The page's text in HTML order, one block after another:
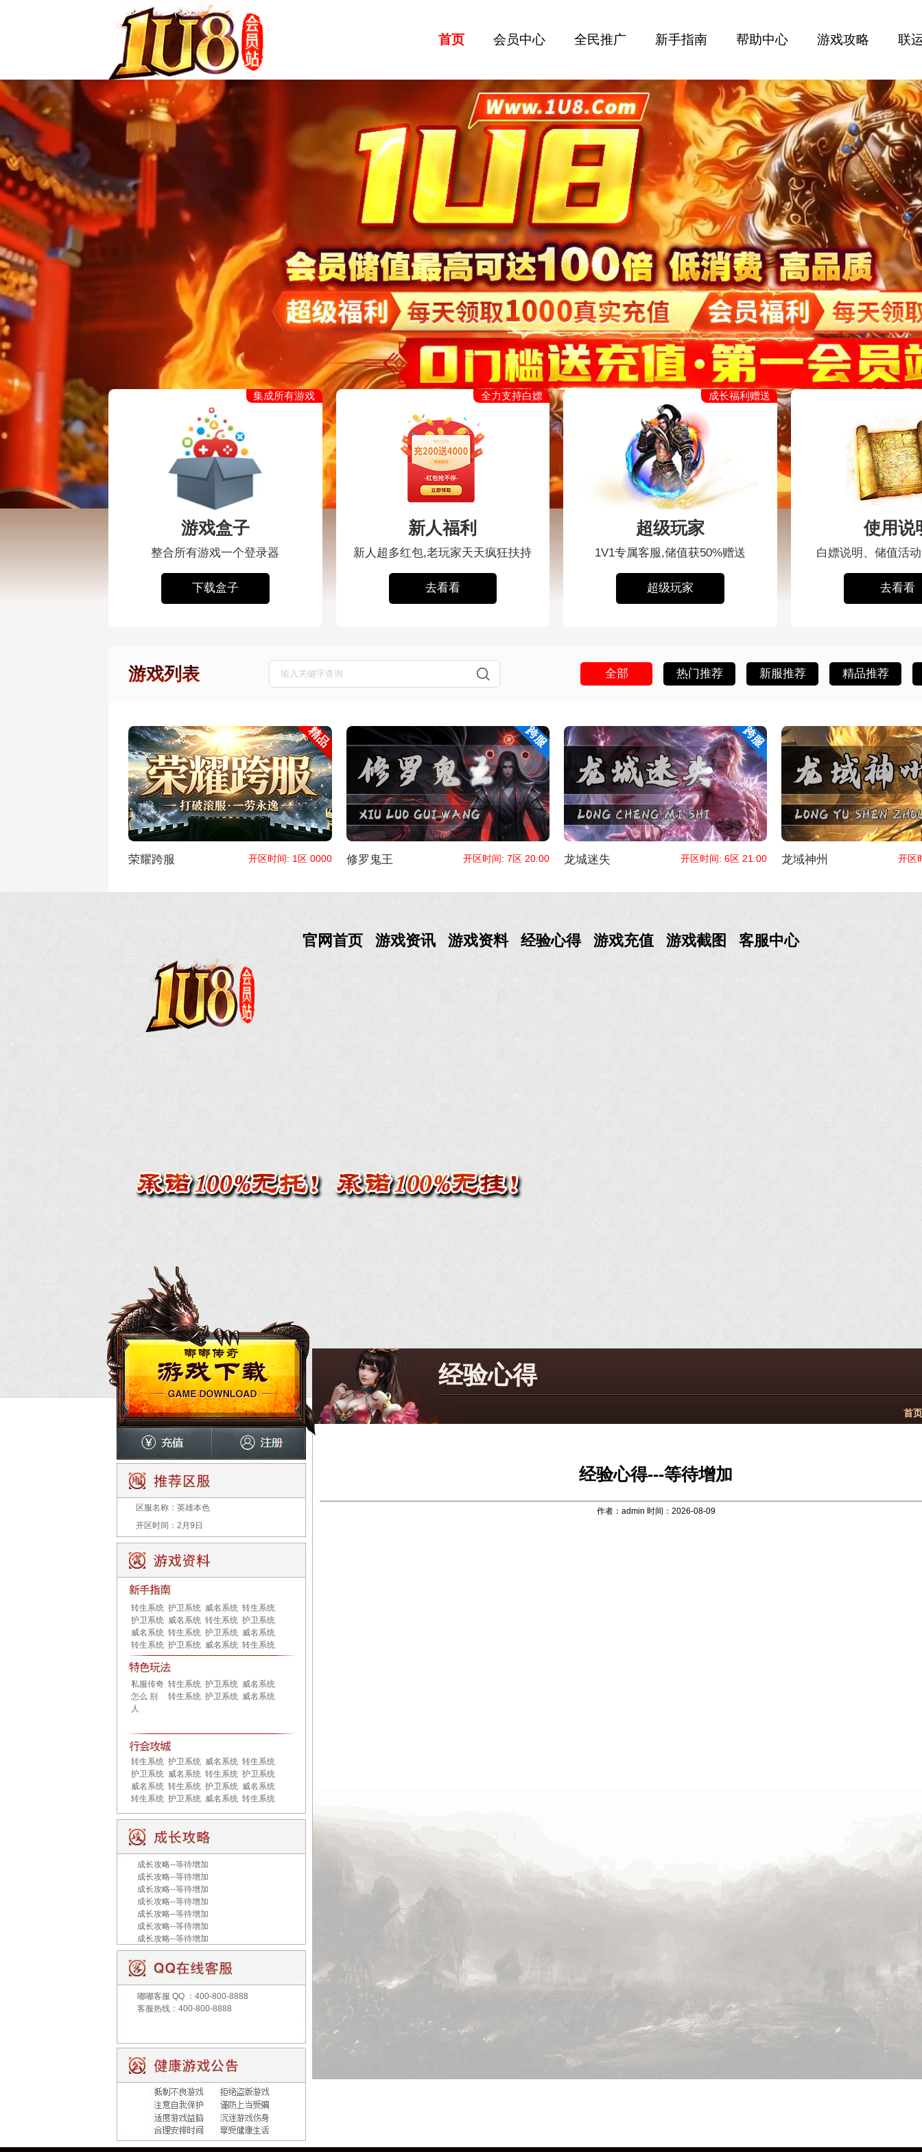
官网首页 游戏资讯 游戏资料 经验心得 游戏充值 游戏截图 客服中心
区服名称： 英雄本色
开区时间： 2月9日
转生系统 护卫系统 威名系统 转生系统
护卫系统 威名系统 转生系统 护卫系统
威名系统 转生系统 护卫系统 威名系统
转生系统 护卫系统 威名系统 转生系统
私服传奇
怎么 别
人
转生系统 护卫系统 威名系统
转生系统 护卫系统 威名系统
转生系统 护卫系统 威名系统 转生系统
护卫系统 威名系统 转生系统 护卫系统
威名系统 转生系统 护卫系统 威名系统
转生系统 护卫系统 威名系统 转生系统
成长攻略--等待增加
成长攻略--等待增加
成长攻略--等待增加
成长攻略--等待增加
成长攻略--等待增加
成长攻略--等待增加
成长攻略--等待增加
嘟嘟客服 QQ ：400-800-8888
客服热线：400-800-8888
经验心得
首
经验心得---等待增加
作者：admin 时间：2026-08-09